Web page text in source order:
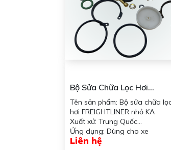
Bộ Sửa Chữa Lọc Hơi
FREIGHTLINER Nhỏ KA
Tên sản phẩm: Bộ sửa chữa
hơi FREIGHTLINER nhỏ KA
Xuất xứ: Trung Quốc
Ứng dụng: Dùng cho xe
Freightliner
Liên hệ